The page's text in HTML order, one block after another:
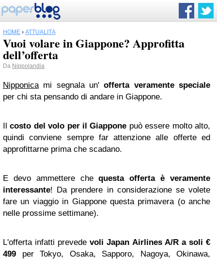
HOME › ATTUALITÀ
Vuoi volare in Giappone? Approfitta
dell’offerta
Da Nippolandia
Nipponicami segnala un'offerta veramente speciale
per chi sta pensando di andare in Giappone.
Ilcosto del volo per il Giappone può essere molto alto,
quindi conviene sempre far attenzione alle offerte ed
approfittarne prima che scadano.
E devo ammettere chequesta offerta è veramente
interessante! Da prendere in considerazione se volete
fare un viaggio in Giappone questa primavera (o anche
nelle prossime settimane).
L'offerta infatti prevedevoli Japan Airlines A/R a soli €
499 per Tokyo, Osaka, Sapporo, Nagoya, Okinawa,